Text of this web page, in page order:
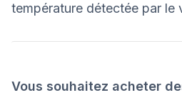
température détectée par le
Vous souhaitez acheter